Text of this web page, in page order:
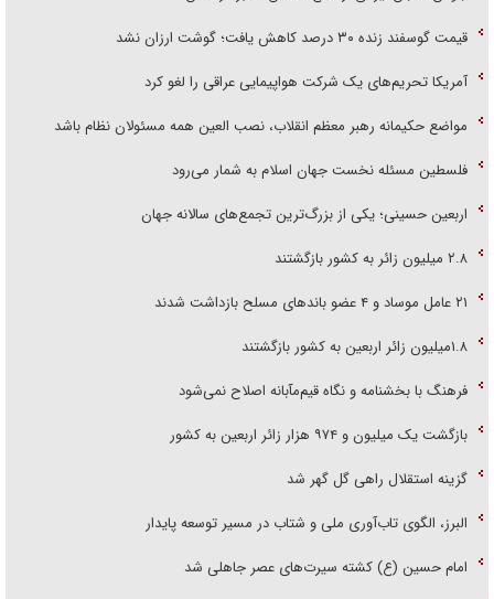
قیمت گوسفند زنده ۳۰ درصد کاهش یافت؛ گوشت ارزان نشد
آمریکا تحریم‌های یک شرکت هواپیمایی عراقی را لغو کرد
مواضع حکیمانه رهبر معظم انقلاب، نصب العین همه مسئولان نظام باشد
فلسطین مسئله نخست جهان اسلام به شمار می‌رود
اربعین حسینی؛ یکی از بزرگ‌ترین تجمع‌های سالانه جهان
۲.۸ میلیون زائر به کشور بازگشتند
۲۱ عامل موساد و ۴ عضو باند‌های مسلح بازداشت شدند
۱.۸میلیون زائر اربعین به کشور بازگشتند
فرهنگ با بخشنامه و نگاه قیم‌مآبانه اصلاح نمی‌شود
بازگشت یک میلیون و ۹۷۴ هزار زائر اربعین به کشور
گزینه استقلال راهی گل گهر شد
البرز، الگوی تاب‌آوری ملی و شتاب در مسیر توسعه پایدار
امام حسین (ع) کشته سیرت‌های عصر جاهلی شد